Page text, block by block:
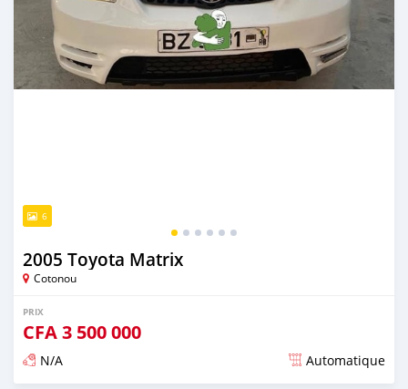
6
2005 Toyota Matrix
Cotonou
PRIX
CFA3 500 000
N/A Automatique